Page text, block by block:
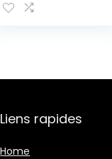
Argent
Liens rapides
Home